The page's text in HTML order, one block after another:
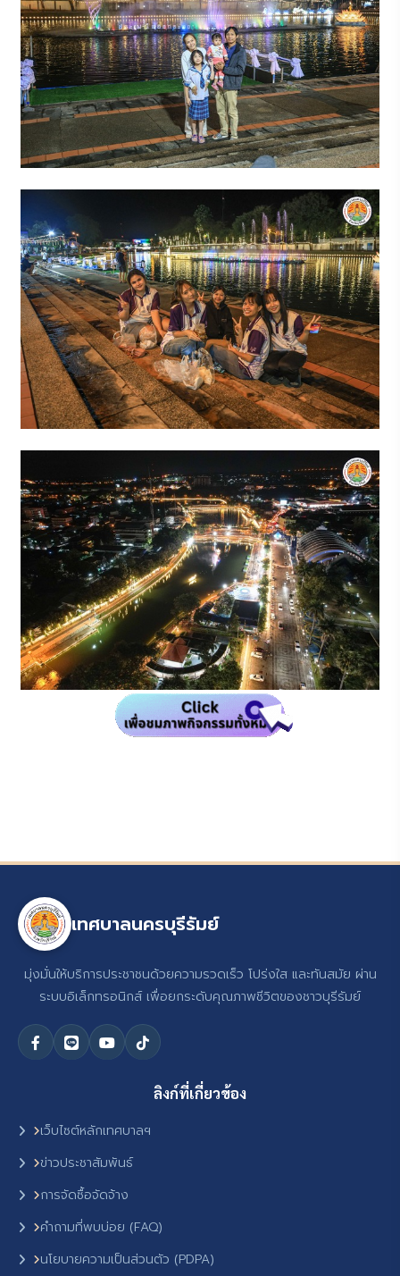
เทศบาลนครบุรีรัมย์
มุ่งมั่นให้บริการประชาชนด้วยความรวดเร็ว โปร่งใส และทันสมัย ผ่าน
ระบบอิเล็กทรอนิกส์ เพื่อยกระดับคุณภาพชีวิตของชาวบุรีรัมย์
ลิงก์ที่เกี่ยวข้อง
เว็บไซต์หลักเทศบาลฯ
ข่าวประชาสัมพันธ์
การจัดซื้อจัดจ้าง
คำถามที่พบบ่อย (FAQ)
นโยบายความเป็นส่วนตัว (PDPA)